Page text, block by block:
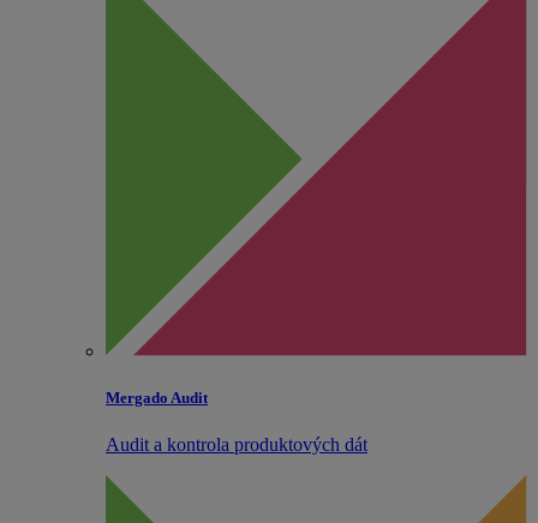
Mergado Audit
Audit a kontrola produktových dát